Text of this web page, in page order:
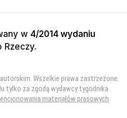
w 4/2014 wydaniu
Rzeczy.
Wszelkie prawa zastrzeżone.
tylko za zgodą wydawcy tygodnika
materiałów prasowych.